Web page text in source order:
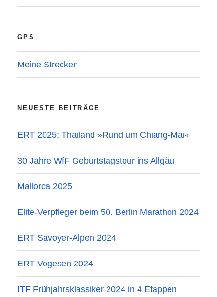
GPS
Meine Strecken
NEUESTE BEITRÄGE
ERT 2025: Thailand »Rund um Chiang-Mai«
30 Jahre WfF Geburtstagstour ins Allgäu
Mallorca 2025
Elite-Verpfleger beim 50. Berlin Marathon 2024
ERT Savoyer-Alpen 2024
ERT Vogesen 2024
ITF Frühjahrsklassiker 2024 in 4 Etappen